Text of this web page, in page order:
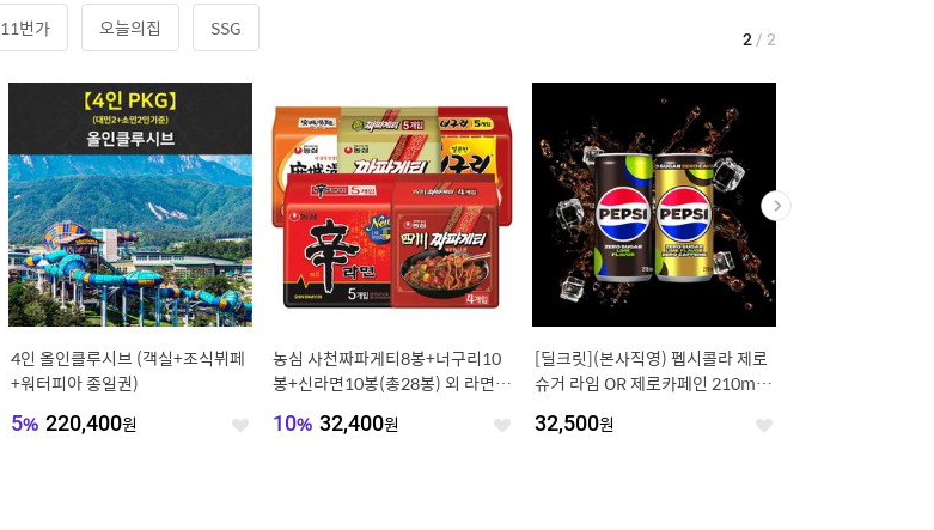
11번가 오늘의집 SSG
4인 올인클루시브 (객실+조식뷔페
+워터피아 종일권)
5% 220,400원 좋
농심 사천짜파게티8봉+너구리10
봉+신라면10봉(총28봉) 외 라면 모
10% 32,400원 좋
[딜크릿](본사직영) 펩시콜라 제로
슈거 라임 OR 제로카페인 210ml 6
32,500원 좋
2 / 2